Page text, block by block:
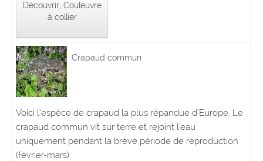
Découvrir, Couleuvre
à collier
Crapaud commun
Voici l’espèce de crapaud la plus répandue d’Europe. Le
crapaud commun vit sur terre et rejoint l'eau
uniquement pendant la brève période de reproduction
(février-mars).